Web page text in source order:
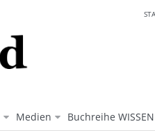
Medien Buchreihe